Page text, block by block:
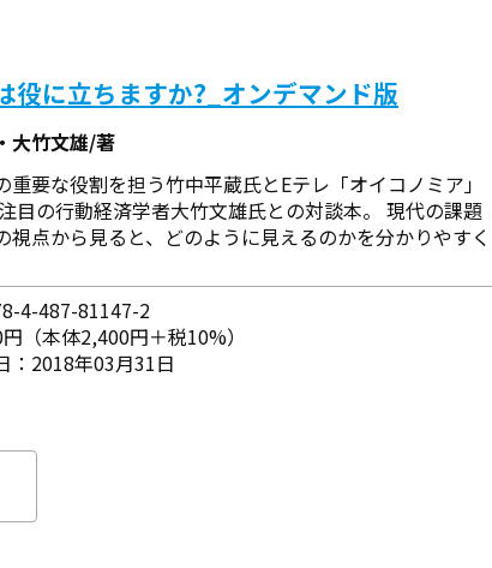
役に立ちますか?_オンデマンド版
大竹文雄/著
重要な役割を担う竹中平蔵氏とEテレ「オイコノミア」
目の行動経済学者大竹文雄氏との対談本。 現代の課題
視点から見ると、どのように見えるのかを分かりやすく
4-487-81147-2
（本体2,400円＋税10%）
：2018年03月31日